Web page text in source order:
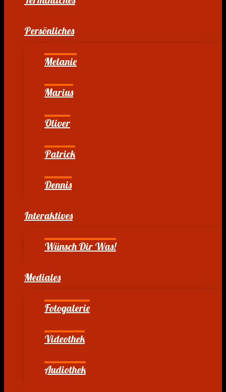
Persönliches
Melanie
Marius
Oliver
Patrick
Dennis
Interaktives
Wünsch Dir Was!
Mediales
Fotogalerie
Videothek
Audiothek